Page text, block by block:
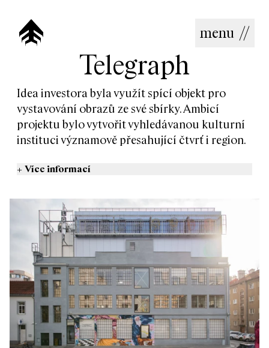
menu //
Telegraph
Idea investora byla využít spící objekt pro
vystavování obrazů ze své sbírky. Ambicí
projektu bylo vytvořit vyhledávanou kulturní
instituci významově přesahující čtvrť i region.
+ Více informací